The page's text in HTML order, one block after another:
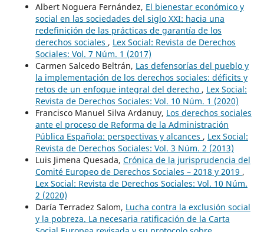
Albert Noguera Fernández, El bienestar económico y
social en las sociedades del siglo XXI: hacia una
redefinición de las prácticas de garantía de los
derechos sociales , Lex Social: Revista de Derechos
Sociales: Vol. 7 Núm. 1 (2017)
Carmen Salcedo Beltrán, Las defensorías del pueblo y
la implementación de los derechos sociales: déficits y
retos de un enfoque integral del derecho , Lex Social:
Revista de Derechos Sociales: Vol. 10 Núm. 1 (2020)
Francisco Manuel Silva Ardanuy, Los derechos sociales
ante el proceso de Reforma de la Administración
Pública Española: perspectivas y alcances , Lex Social:
Revista de Derechos Sociales: Vol. 3 Núm. 2 (2013)
Luis Jimena Quesada, Crónica de la jurisprudencia del
Comité Europeo de Derechos Sociales – 2018 y 2019 ,
Lex Social: Revista de Derechos Sociales: Vol. 10 Núm.
2 (2020)
Daría Terradez Salom, Lucha contra la exclusión social
y la pobreza. La necesaria ratificación de la Carta